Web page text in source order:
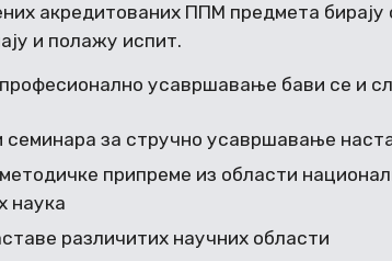
акредитованих ППМ предмета бирају
и полажу испит.
усавршавање бави се и
семинара за стручно усавршавање
припреме из области
наука
различитих научних области